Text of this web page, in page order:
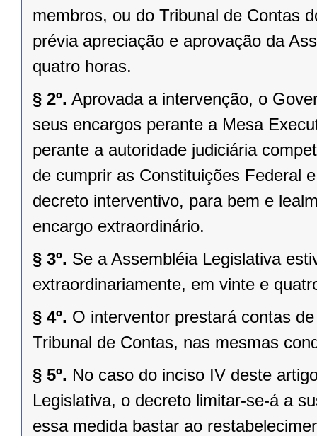
membros, ou do Tribunal de Contas
prévia apreciação e aprovação da
quatro horas.
§ 2º. Aprovada a intervenção, o
seus encargos perante a Mesa
perante a autoridade judiciária
de cumprir as Constituições Federal
decreto interventivo, para bem e
encargo extraordinário.
§ 3º. Se a Assembléia Legislativa
extraordinariamente, em vinte e
§ 4º. O interventor prestará contas
Tribunal de Contas, nas mesmas
§ 5º. No caso do inciso IV deste
Legislativa, o decreto limitar-se-á a
essa medida bastar ao